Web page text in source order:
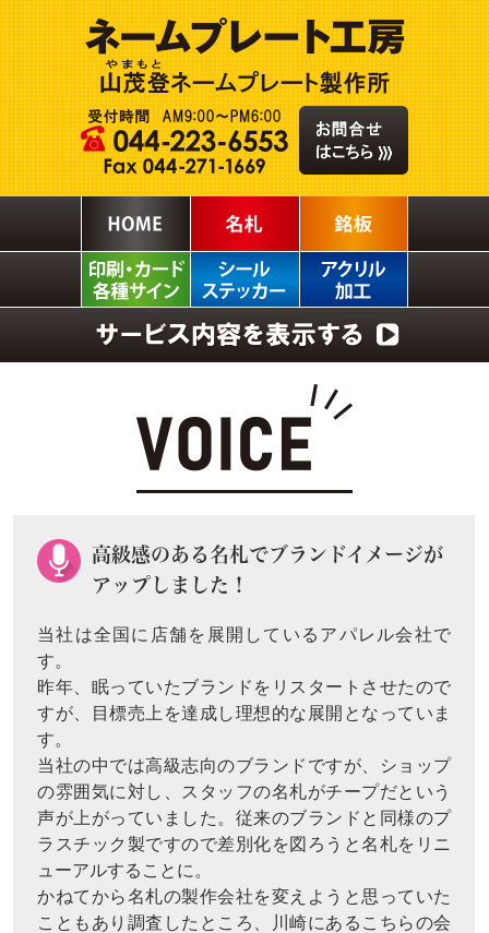
高級感のある名札でブランドイメージが
アップしました！
当社は全国に店舗を展開しているアパレル会社で
す。
昨年、眠っていたブランドをリスタートさせたので
すが、目標売上を達成し理想的な展開となっていま
す。
当社の中では高級志向のブランドですが、ショップ
の雰囲気に対し、スタッフの名札がチープだという
声が上がっていました。従来のブランドと同様のプ
ラスチック製ですので差別化を図ろうと名札をリニ
ューアルすることに。
かねてから名札の製作会社を変えようと思っていた
こともあり調査したところ、川崎にあるこちらの会